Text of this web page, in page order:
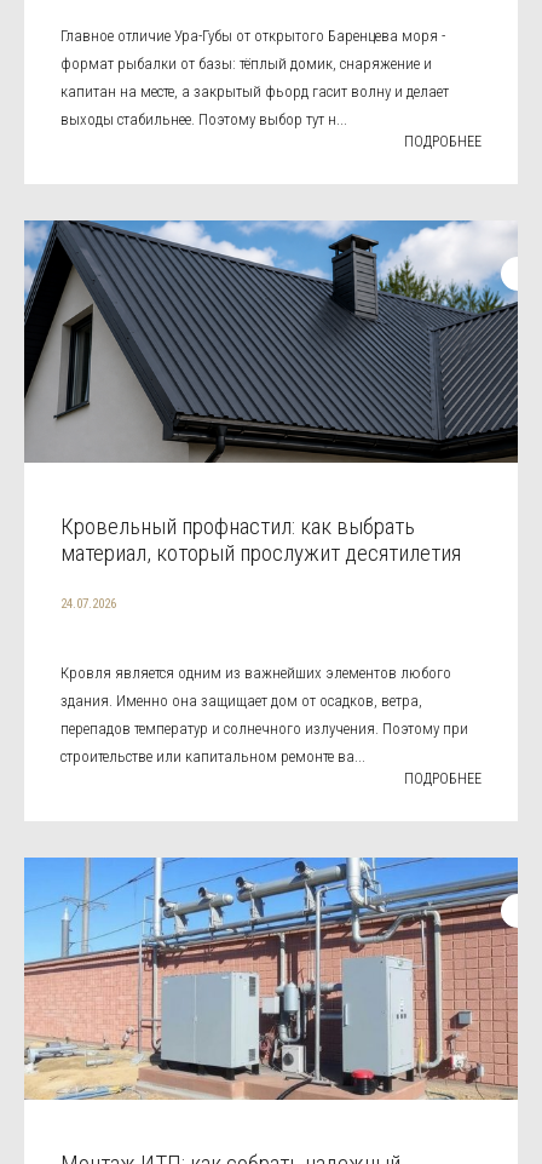
Главное отличие Ура-Губы от открытого Баренцева моря -
формат рыбалки от базы: тёплый домик, снаряжение и
капитан на месте, а закрытый фьорд гасит волну и делает
выходы стабильнее. Поэтому выбор тут н...
ПОДРОБНЕЕ
Кровельный профнастил: как выбрать
материал, который прослужит десятилетия
24.07.2026
Кровля является одним из важнейших элементов любого
здания. Именно она защищает дом от осадков, ветра,
перепадов температур и солнечного излучения. Поэтому при
строительстве или капитальном ремонте ва...
ПОДРОБНЕЕ